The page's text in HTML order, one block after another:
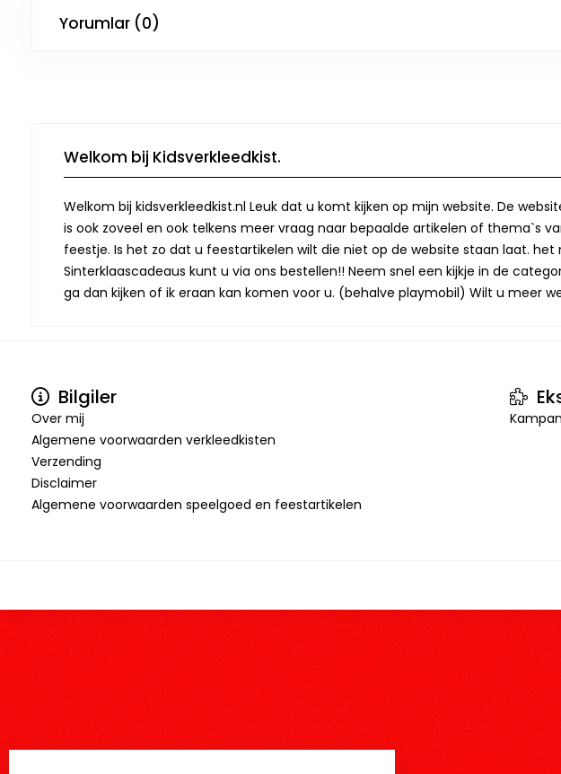
Yorumlar (0)
Welkom bij Kidsverkleedkist.
Welkom bij kidsverkleedkist.nl Leuk dat u komt kijken op mijn website. De
is ook zoveel en ook telkens meer vraag naar bepaalde artikelen of thema`s
feestje. Is het zo dat u feestartikelen wilt die niet op de website staan laat.
Sinterklaascadeaus kunt u via ons bestellen!! Neem snel een kijkje in de
ga dan kijken of ik eraan kan komen voor u. (behalve playmobil) Wilt u meer
Bilgiler
Over mij
Algemene voorwaarden verkleedkisten
Verzending
Disclaimer
Algemene voorwaarden speelgoed en feestartikelen